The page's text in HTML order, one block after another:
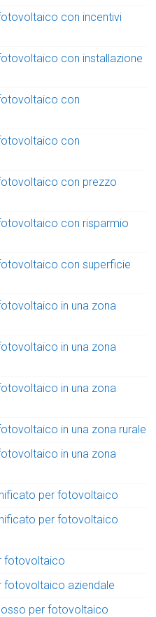
con incentivi
con installazione
con
con
con prezzo
con risparmio
con superficie
in una zona
in una zona
in una zona
in una zona rurale
in una zona
per fotovoltaico
per fotovoltaico
fotovoltaico
aziendale
per fotovoltaico